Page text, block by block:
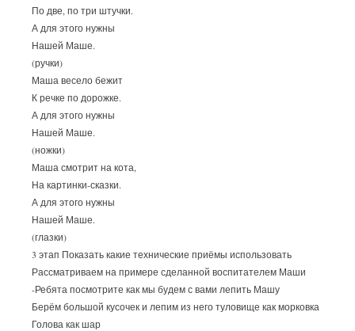
По две, по три штучки.
А для этого нужны
Нашей Маше.
(ручки)
Маша весело бежит
К речке по дорожке.
А для этого нужны
Нашей Маше.
(ножки)
Маша смотрит на кота,
На картинки-сказки.
А для этого нужны
Нашей Маше.
(глазки)
3 этап Показать какие технические приёмы использовать
Рассматриваем на примере сделанной воспитателем Маши
-Ребята посмотрите как мы будем с вами лепить Машу
Берём большой кусочек и лепим из него туловище как морковка
Голова как шар